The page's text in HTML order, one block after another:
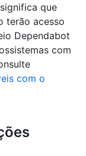
que
terão acesso
Dependabot
com
com o